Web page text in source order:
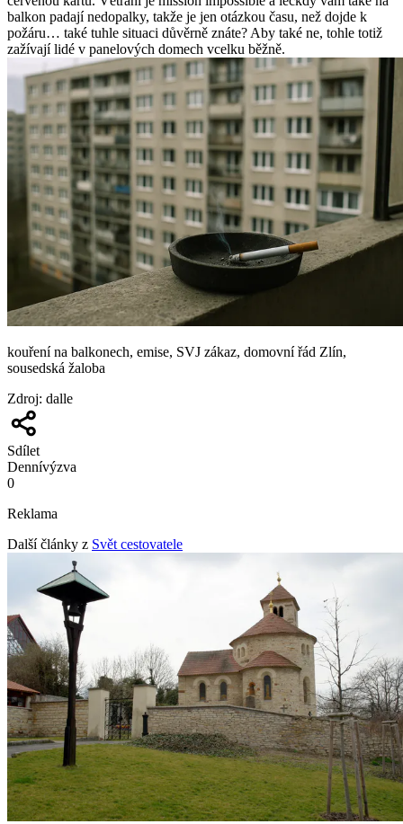
balkon padají nedopalky, takže je jen otázkou času, než dojde k
požáru… také tuhle situaci důvěrně znáte? Aby také ne, tohle totiž
zažívají lidé v panelových domech vcelku běžně.
kouření na balkonech, emise, SVJ zákaz, domovní řád Zlín,
sousedská žaloba
Zdroj: dalle
Sdílet
Dennívýzva
0
Reklama
Další články z Svět cestovatele